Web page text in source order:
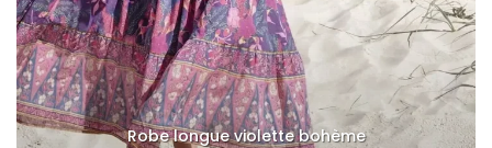
Robe longue violette bohème